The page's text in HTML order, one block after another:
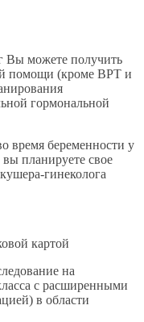
Вы можете получить
помощи (кроме ВРТ и
гормональной
время беременности у
вы планируете свое
гинеколога
картой
на
с расширенными
в области